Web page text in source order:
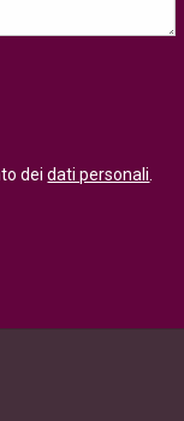
deidati personali.